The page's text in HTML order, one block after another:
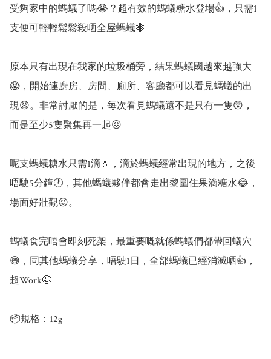
受夠家中的螞蟻了嗎😭？超有效的螞蟻糖水登場👍，只需1
支便可輕輕鬆鬆殺哂全屋螞蟻🐜
原本只有出現在我家的垃圾桶旁，結果螞蟻國越來越強大
😱，開始連廚房、房間、廁所、客廳都可以看見螞蟻的出
現😫。非常討厭的是，每次看見螞蟻還不是只有一隻😲，
而是至少5隻聚集再一起😖
呢支螞蟻糖水只需1滴💧，滴於螞蟻經常出現的地方，之後
唔駛5分鐘🕐，其他螞蟻夥伴都會走出黎圍住果滴糖水😂，
場面好壯觀😝。
螞蟻食完唔會即刻死架，最重要嘅就係螞蟻們都帶回蟻穴
😅，同其他螞蟻分享，唔駛1日，全部螞蟻已經消滅哂👍，
超Work🤩
📦規格：12g